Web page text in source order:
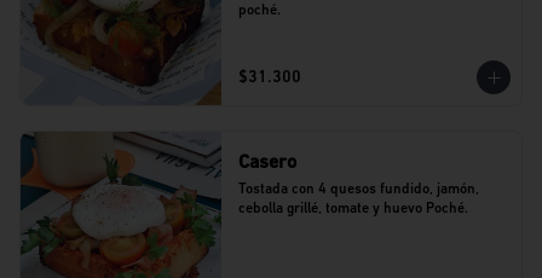
poché.
$31.300
Casero
Tostada con 4 quesos fundido, jamón,
cebolla grillé, tomate y huevo Poché.